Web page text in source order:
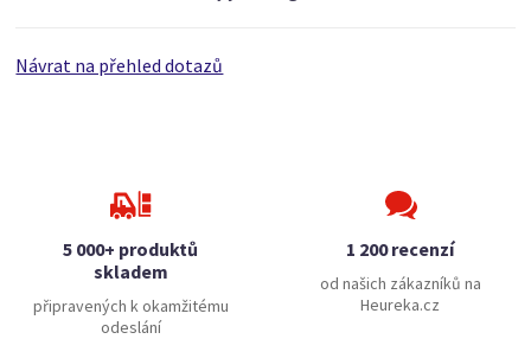
Návrat na přehled dotazů
5 000+ produktů
skladem
připravených k okamžitému
odeslání
1 200 recenzí
od našich zákazníků na
Heureka.cz